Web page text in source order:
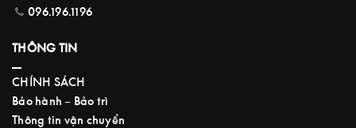
096.196.1196
THÔNG TIN
CHÍNH SÁCH
Bảo hành – Bảo trì
Thông tin vận chuyển